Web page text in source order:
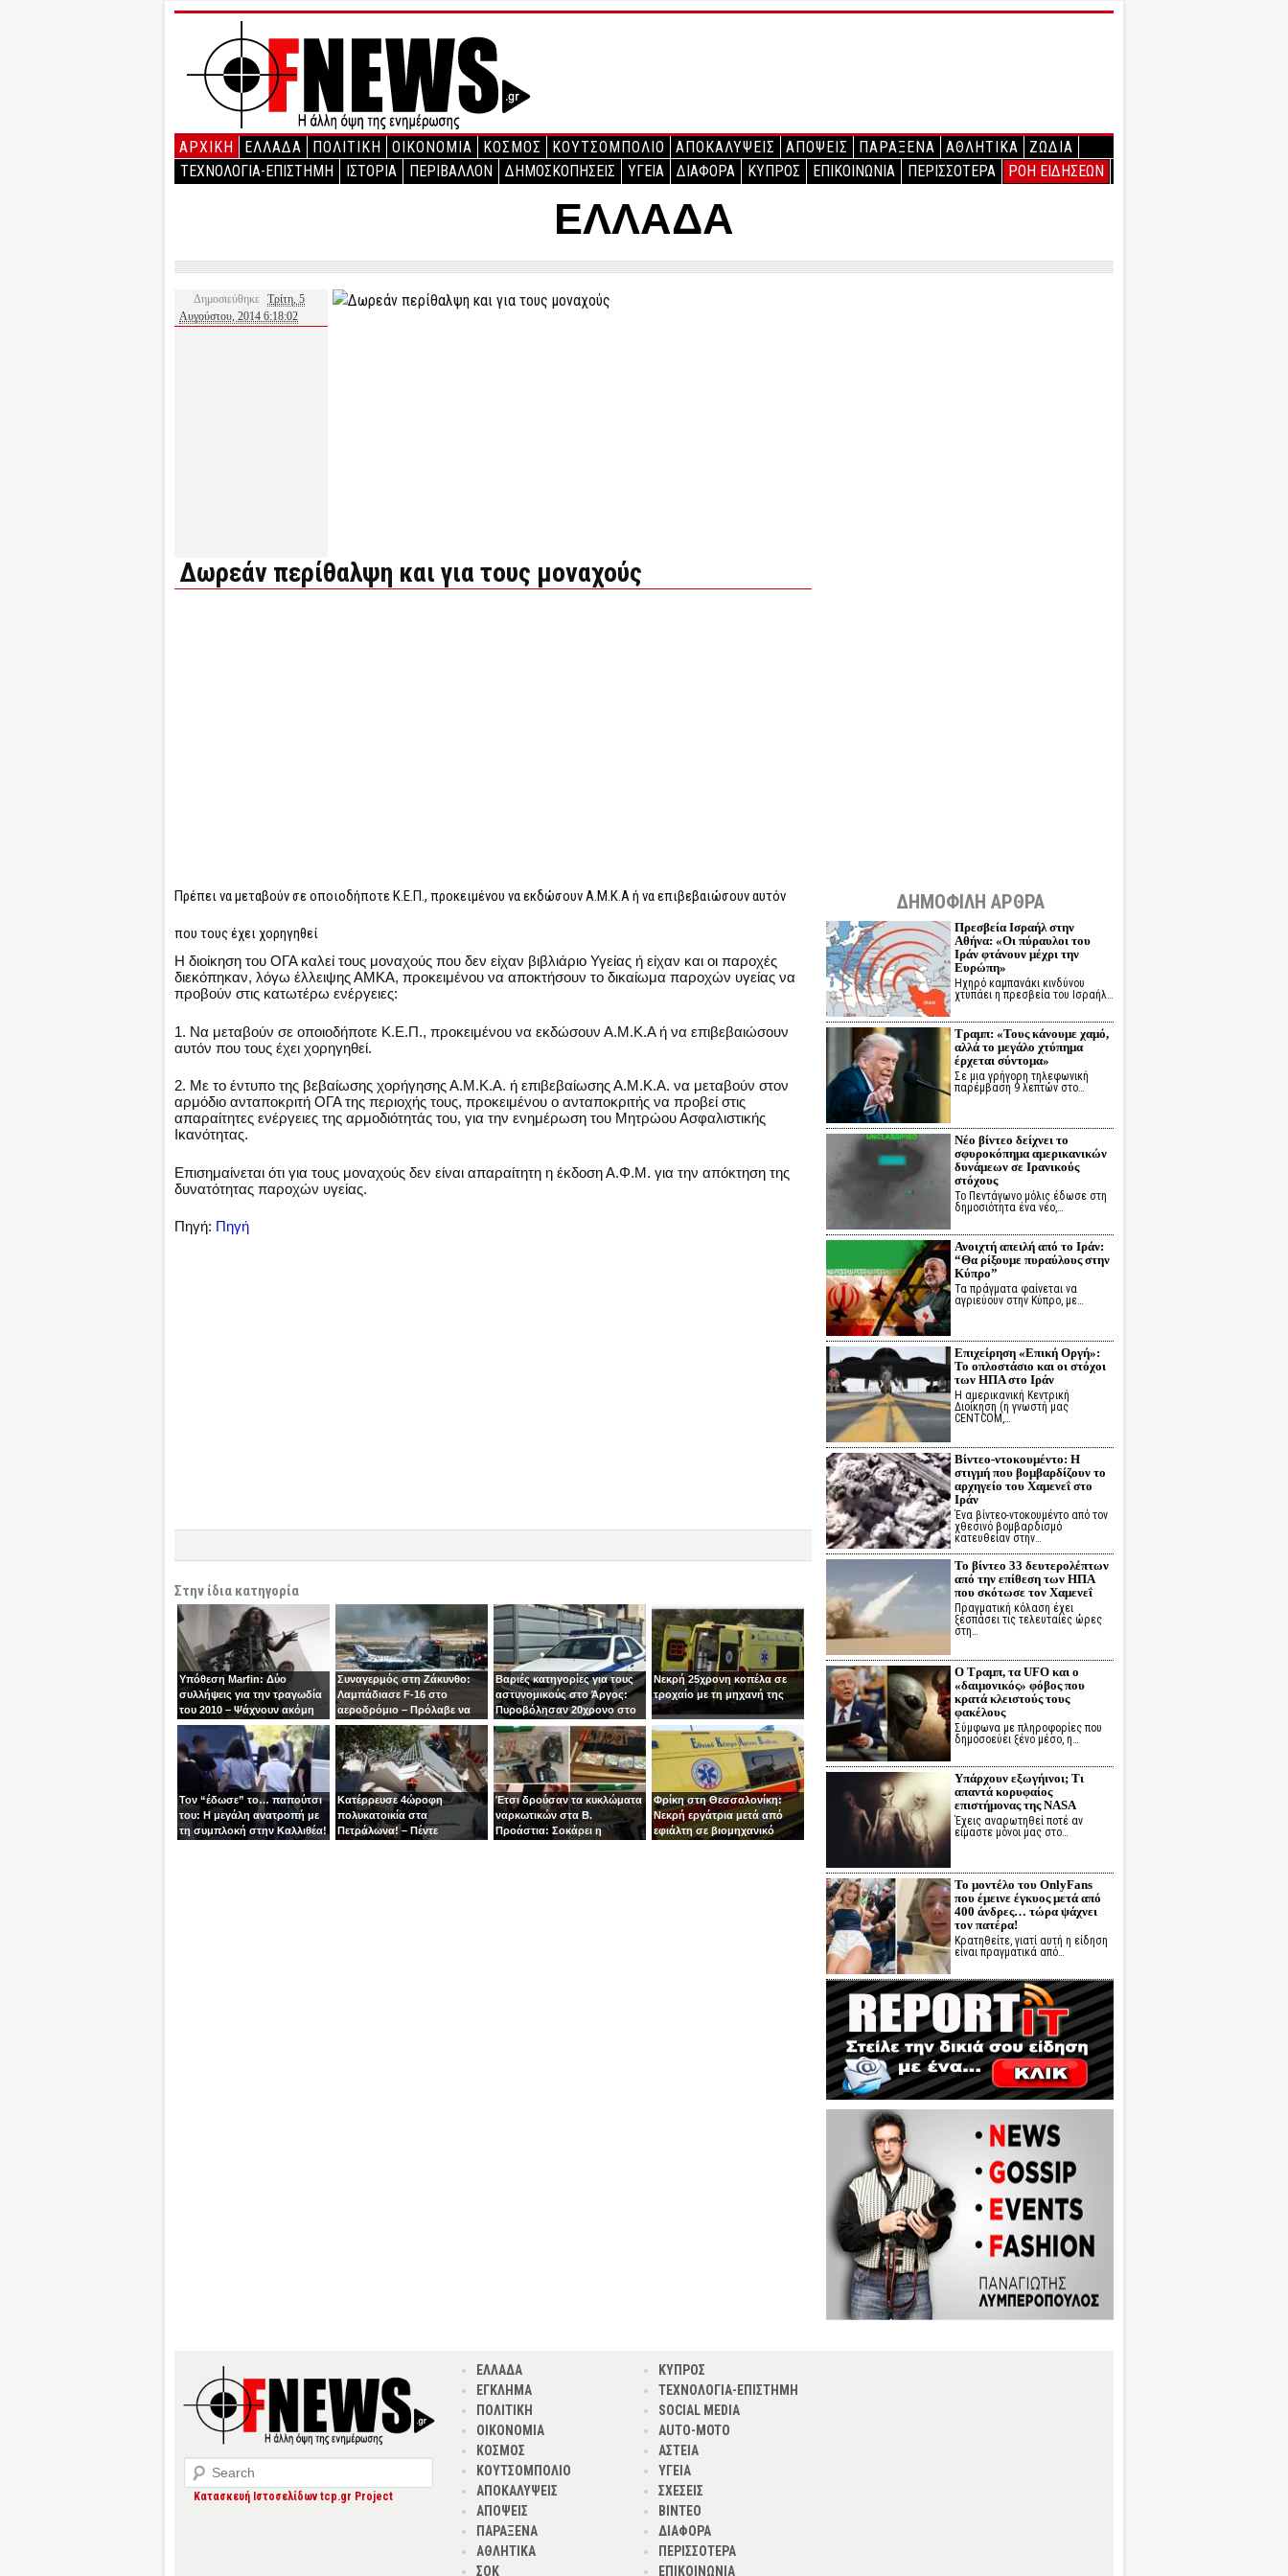
ΑΡΧΙΚΉ ΕΛΛΑΔΑ ΠΟΛΙΤΙΚΗ ΟΙΚΟΝΟΜΙΑ ΚΟΣΜΟΣ ΚΟΥΤΣΟΜΠΟΛΙΟ ΑΠΟΚΑΛΥΨΕΙΣ ΑΠΟΨΕΙΣ ΠΑΡΑΞΕΝΑ ΑΘΛΗΤΙΚΑ
ΖΩΔΙΑ
ΤΕΧΝΟΛΟΓΙΑ-ΕΠΙΣΤΗΜΗ
ΙΣΤΟΡΙΑ ΠΕΡΙΒΑΛΛΟΝ ΔΗΜΟΣΚΟΠΗΣΕΙΣ ΥΓΕΙΑ ΔΙΑΦΟΡΑ ΚΥΠΡΟΣ ΕΠΙΚΟΙΝΩΝΙΑ ΠΕΡΙΣΣΟΤΕΡΑ ΡΟΗ ΕΙΔΗΣΕΩΝ
ΕΛΛΑΔΑ
Δημοσιεύθηκε Τρίτη, 5
Αυγούστου, 2014 6:18:02
Δωρεάν περίθαλψη και για τους μοναχούς
Πρέπει να μεταβούν σε οποιοδήποτε Κ.Ε.Π., προκειμένου να εκδώσουν Α.Μ.Κ.Α ή να επιβεβαιώσουν αυτόν
που τους έχει χορηγηθεί
Η διοίκηση του ΟΓΑ καλεί τους μοναχούς που δεν είχαν βιβλιάριο Υγείας ή είχαν και οι παροχές
διεκόπηκαν, λόγω έλλειψης ΑΜΚΑ, προκειμένου να αποκτήσουν το δικαίωμα παροχών υγείας να
προβούν στις κατωτέρω ενέργειες:
1. Να μεταβούν σε οποιοδήποτε Κ.Ε.Π., προκειμένου να εκδώσουν Α.Μ.Κ.Α ή να επιβεβαιώσουν
αυτόν που τους έχει χορηγηθεί.
2. Με το έντυπο της βεβαίωσης χορήγησης Α.Μ.Κ.Α. ή επιβεβαίωσης Α.Μ.Κ.Α. να μεταβούν στον
αρμόδιο ανταποκριτή ΟΓΑ της περιοχής τους, προκειμένου ο ανταποκριτής να προβεί στις
απαραίτητες ενέργειες της αρμοδιότητάς του, για την ενημέρωση του Μητρώου Ασφαλιστικής
Ικανότητας.
Επισημαίνεται ότι για τους μοναχούς δεν είναι απαραίτητη η έκδοση Α.Φ.Μ. για την απόκτηση της
δυνατότητας παροχών υγείας.
Πηγή: Πηγή
Στην ίδια κατηγορία
Υπόθεση Marfin: Δύο
συλλήψεις για την τραγωδία
του 2010 – Ψάχνουν ακόμη
μία γυναίκα
Συναγερμός στη Ζάκυνθο:
Λαμπάδιασε F-16 στο
αεροδρόμιο – Πρόλαβε να
βγει την τελευταία στιγμή ο
χειριστής
Βαριές κατηγορίες για τους
αστυνομικούς στο Άργος:
Πυροβόλησαν 20χρονο στο
κεφάλι
Νεκρή 25χρονη κοπέλα σε
τροχαίο με τη μηχανή της
Τον “έδωσε” το… παπούτσι
του: Η μεγάλη ανατροπή με
τη συμπλοκή στην Καλλιθέα!
Κατέρρευσε 4ώροφη
πολυκατοικία στα
Πετράλωνα! – Πέντε
Έτσι δρούσαν τα κυκλώματα
ναρκωτικών στα Β.
Προάστια: Σοκάρει η
Φρίκη στη Θεσσαλονίκη:
Νεκρή εργάτρια μετά από
εφιάλτη σε βιομηχανικό
ΔΗΜΟΦΙΛΗ ΑΡΘΡΑ
Πρεσβεία Ισραήλ στην
Αθήνα: «Οι πύραυλοι του
Ιράν φτάνουν μέχρι την
Ευρώπη»
Ηχηρό καμπανάκι κινδύνου
χτυπάει η πρεσβεία του Ισραήλ…
Τραμπ: «Τους κάνουμε χαμό,
αλλά το μεγάλο χτύπημα
έρχεται σύντομα»
Σε μια γρήγορη τηλεφωνική
παρέμβαση 9 λεπτών στο…
Νέο βίντεο δείχνει το
σφυροκόπημα αμερικανικών
δυνάμεων σε Ιρανικούς
στόχους
Το Πεντάγωνο μόλις έδωσε στη
δημοσιότητα ένα νέο,…
Ανοιχτή απειλή από το Ιράν:
“Θα ρίξουμε πυραύλους στην
Κύπρο”
Τα πράγματα φαίνεται να
αγριεύουν στην Κύπρο, με…
Επιχείρηση «Επική Οργή»:
Το οπλοστάσιο και οι στόχοι
των ΗΠΑ στο Ιράν
Η αμερικανική Κεντρική
Διοίκηση (η γνωστή μας
CENTCOM,…
Βίντεο-ντοκουμέντο: Η
στιγμή που βομβαρδίζουν το
αρχηγείο του Χαμενεΐ στο
Ιράν
Ένα βίντεο-ντοκουμέντο από τον
χθεσινό βομβαρδισμό
κατευθείαν στην…
Το βίντεο 33 δευτερολέπτων
από την επίθεση των ΗΠΑ
που σκότωσε τον Χαμενεΐ
Πραγματική κόλαση έχει
ξεσπάσει τις τελευταίες ώρες
στη…
Ο Τραμπ, τα UFO και ο
«δαιμονικός» φόβος που
κρατά κλειστούς τους
φακέλους
Σύμφωνα με πληροφορίες που
δημοσοεύει ξένο μέσο, η…
Υπάρχουν εξωγήινοι; Τι
απαντά κορυφαίος
επιστήμονας της NASA
Έχεις αναρωτηθεί ποτέ αν
είμαστε μόνοι μας στο…
Το μοντέλο του OnlyFans
που έμεινε έγκυος μετά από
400 άνδρες… τώρα ψάχνει
τον πατέρα!
Κρατηθείτε, γιατί αυτή η είδηση
είναι πραγματικά από…
Search
Κατασκευή Ιστοσελίδων tcp.gr Project
ΕΛΛΑΔΑ
ΕΓΚΛΗΜΑ
ΠΟΛΙΤΙΚΗ
ΟΙΚΟΝΟΜΙΑ
ΚΟΣΜΟΣ
ΚΟΥΤΣΟΜΠΟΛΙΟ
ΑΠΟΚΑΛΥΨΕΙΣ
ΑΠΟΨΕΙΣ
ΠΑΡΑΞΕΝΑ
ΑΘΛΗΤΙΚΑ
ΣΟΚ
ΚΥΠΡΟΣ
ΤΕΧΝΟΛΟΓΙΑ-ΕΠΙΣΤΗΜΗ
SOCIAL MEDIA
AUTO-MOTO
ΑΣΤΕΙΑ
ΥΓΕΙΑ
ΣΧΕΣΕΙΣ
ΒΙΝΤΕΟ
ΔΙΑΦΟΡΑ
ΠΕΡΙΣΣΟΤΕΡΑ
ΕΠΙΚΟΙΝΩΝΙΑ